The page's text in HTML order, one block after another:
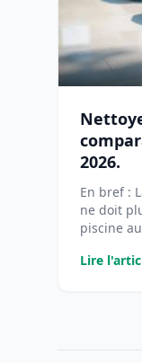
2026.
En bref :
ne doit
piscine
Lire